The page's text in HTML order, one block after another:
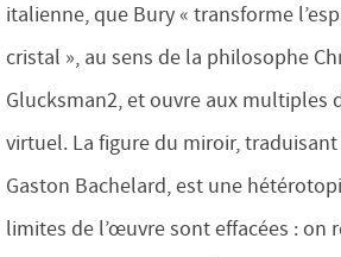
italienne, que Bury « transforme
cristal », au sens de la philosophe
Glucksman2, et ouvre aux multiples
virtuel. La figure du miroir,
Gaston Bachelard, est une
limites de l’œuvre sont effacées : on